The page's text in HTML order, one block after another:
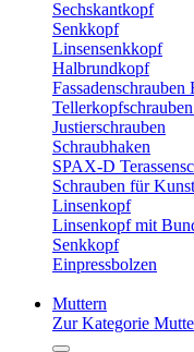
Sechskantkopf
Senkkopf
Linsensenkkopf
Halbrundkopf
Fassadenschrauben
Justierschrauben
Schraubhaken
SPAX-D
Schrauben für
Linsenkopf
Linsenkopf mit
Senkkopf
Einpressbolzen
Muttern
Zur Kategorie